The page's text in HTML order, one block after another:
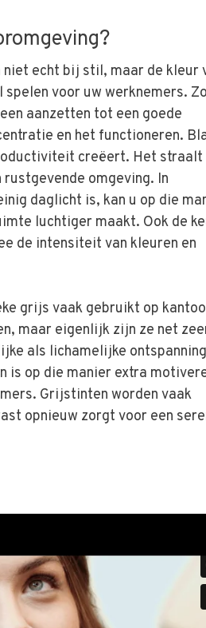
echt bij stil, maar de kleur
voor uw werknemers. Zo
aanzetten tot een goede
en het functioneren.
creëert. Het straalt
omgeving. In
daglicht is, kan u op die
luchtiger maakt. Ook de
de intensiteit van kleuren en
grijs vaak gebruikt op
maar eigenlijk zijn ze net
als lichamelijke
op die manier extra
Grijstinten worden vaak
opnieuw zorgt voor een